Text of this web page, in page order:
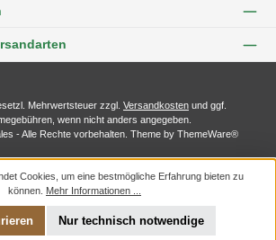
Mehrwertsteuer zzgl. Versandkosten und ggf.
wenn nicht anders angegeben.
- Alle Rechte vorbehalten. Theme by ThemeWare®
Cookies, um eine bestmögliche Erfahrung bieten zu
können. Mehr Informationen ...
Nur technisch notwendige